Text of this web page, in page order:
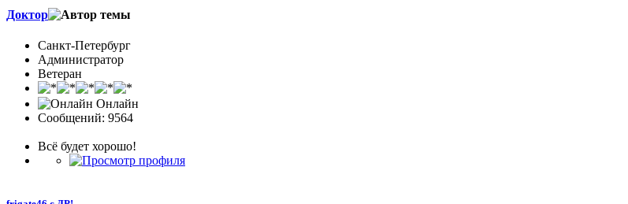
Доктор
Санкт-Петербург
Администратор
Ветеран
Онлайн
Сообщений: 9564
Всё будет хорошо!